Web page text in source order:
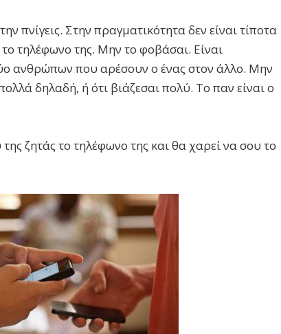
πνίγεις. Στην πραγματικότητα δεν είναι τίποτα
τηλέφωνο της. Μην το φοβάσαι. Είναι
ανθρώπων που αρέσουν ο ένας στον άλλο. Μην
δηλαδή, ή ότι βιάζεσαι πολύ. Το παν είναι ο
ζητάς το τηλέφωνο της και θα χαρεί να σου το